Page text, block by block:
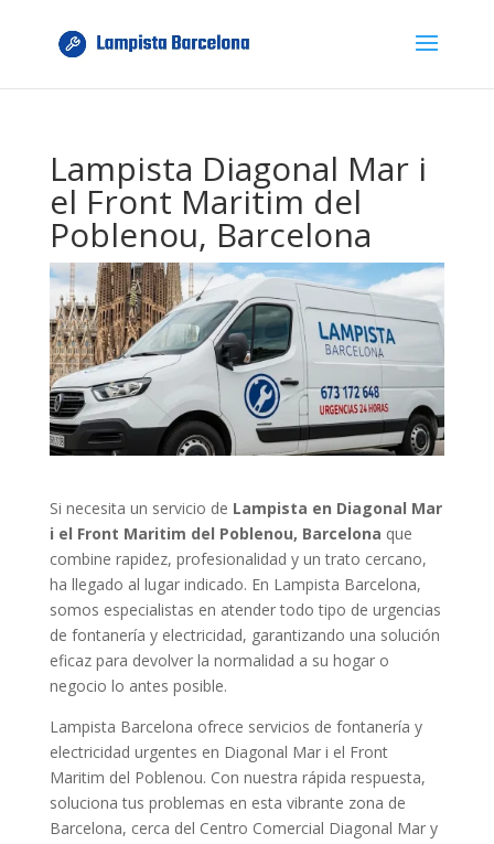
Lampista Diagonal Mar i
el Front Maritim del
Poblenou, Barcelona
Si necesita un servicio de Lampista en Diagonal Mar
i el Front Maritim del Poblenou, Barcelona que
combine rapidez, profesionalidad y un trato cercano,
ha llegado al lugar indicado. En Lampista Barcelona,
somos especialistas en atender todo tipo de urgencias
de fontanería y electricidad, garantizando una solución
eficaz para devolver la normalidad a su hogar o
negocio lo antes posible.
Lampista Barcelona ofrece servicios de fontanería y
electricidad urgentes en Diagonal Mar i el Front
Maritim del Poblenou. Con nuestra rápida respuesta,
soluciona tus problemas en esta vibrante zona de
Barcelona, cerca del Centro Comercial Diagonal Mar y